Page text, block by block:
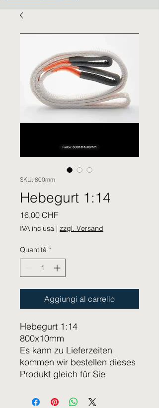
SKU: 800mm
Hebegurt 1:14
16,00 CHFPrezzo
IVA inclusa | zzgl. Versand
Quantità *
Aggiungi al carrello
Hebegurt 1:14
800x10mm
Es kann zu Lieferzeiten
kommen wir bestellen dieses
Produkt gleich für Sie